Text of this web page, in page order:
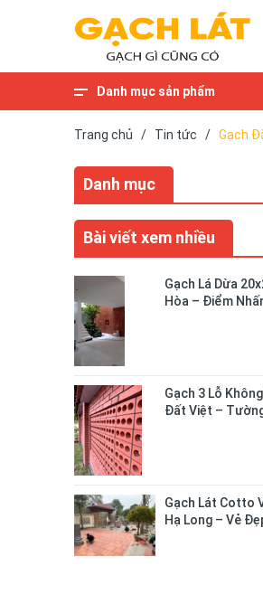
Danh mục sản phẩm
Trang chủ / Tin tức / Gạch
Danh mục
Bài viết xem nhiều
Gạch Lá Dừa
Hòa – Điểm
Gạch 3 Lỗ
Đất Việt –
Gạch Lát Cotto
Hạ Long – Vẻ